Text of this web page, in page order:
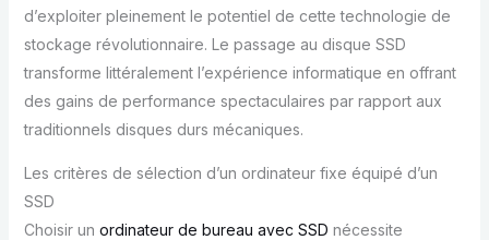
d’exploiter pleinement le potentiel de cette technologie de
stockage révolutionnaire. Le passage au disque SSD
transforme littéralement l’expérience informatique en offrant
des gains de performance spectaculaires par rapport aux
traditionnels disques durs mécaniques.
Les critères de sélection d’un ordinateur fixe équipé d’un
SSD
Choisir un ordinateur de bureau avec SSD nécessite